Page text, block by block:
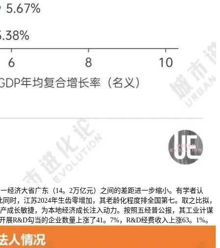
经济大省广东（14。2万亿元）之间的差距进一步缩小。有学者认
时，江苏2024年生齿零增加，其老龄化程度排全国第七。取之比拟，
成长敏捷，为本地经济成长注入动力。按照五经普公报，其工业计谋
R&D勾当的企业数量上涨了41。7%，R&D经费收入上涨63。1%。